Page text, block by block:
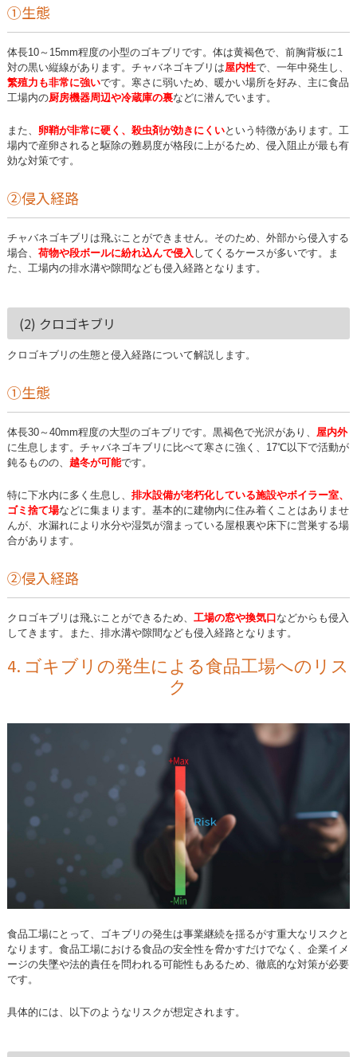
①生態
体長10～15mm程度の小型のゴキブリです。体は黄褐色で、前胸背板に1
対の黒い縦線があります。チャバネゴキブリは屋内性で、一年中発生し、
繁殖力も非常に強いです。寒さに弱いため、暖かい場所を好み、主に食品
工場内の厨房機器周辺や冷蔵庫の裏などに潜んでいます。
また、 卵鞘が非常に硬く、殺虫剤が効きにくいという特徴があります。工
場内で産卵されると駆除の難易度が格段に上がるため、侵入阻止が最も有
効な対策です。
②侵入経路
チャバネゴキブリは飛ぶことができません。そのため、外部から侵入する
場合、 荷物や段ボールに紛れ込んで侵入 してくるケースが多いです。ま
た、工場内の排水溝や隙間なども侵入経路となります。
(2) クロゴキブリ
クロゴキブリの生態と侵入経路について解説します。
①生態
体長30～40mm程度の大型のゴキブリです。黒褐色で光沢があり、 屋内外
に生息します。チャバネゴキブリに比べて寒さに強く、17℃以下で活動が
鈍るものの、 越冬が可能です。
特に下水内に多く生息し、 排水設備が老朽化している施設やボイラー室、
ゴミ捨て場などに集まります。基本的に建物内に住み着くことはありませ
んが、水漏れにより水分や湿気が溜まっている屋根裏や床下に営巣する場
合があります。
②侵入経路
クロゴキブリは飛ぶことができるため、 工場の窓や換気口などからも侵入
してきます。また、排水溝や隙間なども侵入経路となります。
4. ゴキブリの発生による食品工場へのリス
ク
食品工場にとって、ゴキブリの発生は事業継続を揺るがす重大なリスクと
なります。食品工場における食品の安全性を脅かすだけでなく、企業イメ
ージの失墜や法的責任を問われる可能性もあるため、徹底的な対策が必要
です。
具体的には、以下のようなリスクが想定されます。